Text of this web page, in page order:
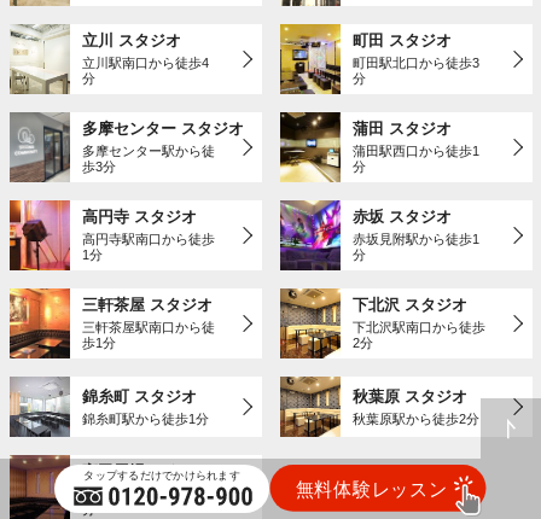
立川 スタジオ
立川駅南口から徒歩4
分
町田 スタジオ
町田駅北口から徒歩3
分
多摩センター スタジオ
多摩センター駅から徒
歩3分
蒲田 スタジオ
蒲田駅西口から徒歩1
分
高円寺 スタジオ
高円寺駅南口から徒歩
1分
赤坂 スタジオ
赤坂見附駅から徒歩1
分
三軒茶屋 スタジオ
三軒茶屋駅南口から徒
歩1分
下北沢 スタジオ
下北沢駅南口から徒歩
2分
錦糸町 スタジオ
錦糸町駅から徒歩1分
秋葉原 スタジオ
秋葉原駅から徒歩2分
高田馬場 スタジオ
高田馬場駅から徒歩3
分